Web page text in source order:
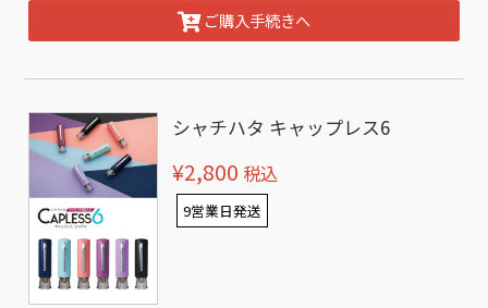
ご購入手続きへ
シャチハタ キャップレス6
¥2,800 税込
9営業日発送